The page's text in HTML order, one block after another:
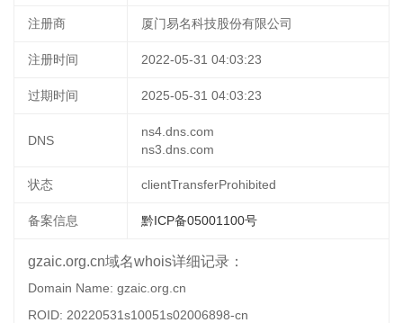
注册商 厦门易名科技股份有限公司
注册时间 2022-05-31 04:03:23
过期时间 2025-05-31 04:03:23
DNS
ns4.dns.com
ns3.dns.com
状态 clientTransferProhibited
备案信息 黔ICP备05001100号
gzaic.org.cn域名whois详细记录：
Domain Name: gzaic.org.cn
ROID: 20220531s10051s02006898-cn